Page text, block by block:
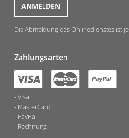
Die Abmeldung des Onlinedienstes ist
Zahlungsarten
Visa
MasterCard
PayPal
Rechnung